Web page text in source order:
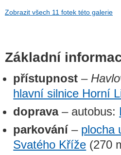
Zobrazit všech 11 fotek této galerie
Základní
přístupnost –
hlavní silnice Horní
doprava– autobus:
parkování– plocha
Svatého Kříže (270